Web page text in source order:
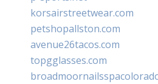
korsairstreetwear.com
petshopallston.com
avenue26tacos.com
topgglasses.com